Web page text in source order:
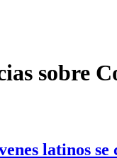
sobre
latinos